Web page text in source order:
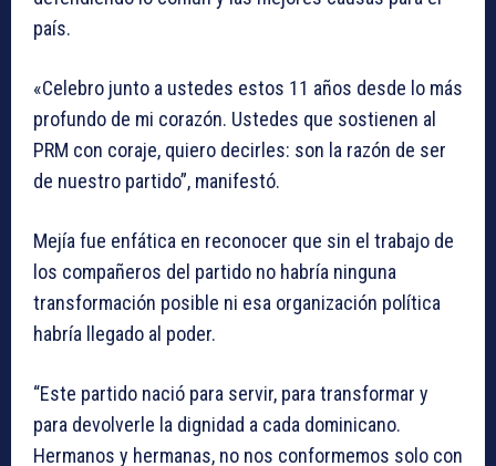
país.
«Celebro junto a ustedes estos 11 años desde lo más
profundo de mi corazón. Ustedes que sostienen al
PRM con coraje, quiero decirles: son la razón de ser
de nuestro partido”, manifestó.
Mejía fue enfática en reconocer que sin el trabajo de
los compañeros del partido no habría ninguna
transformación posible ni esa organización política
habría llegado al poder.
“Este partido nació para servir, para transformar y
para devolverle la dignidad a cada dominicano.
Hermanos y hermanas, no nos conformemos solo con